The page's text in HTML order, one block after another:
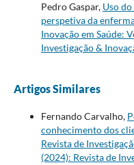
Pedro Gaspar, Uso
perspetiva da
Inovação em Saúde:
Investigação &
Artigos Similares
Fernando Carvalho,
conhecimento dos
Revista de
(2024): Revista de